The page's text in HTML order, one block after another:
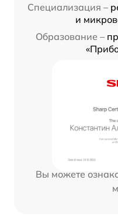
Специализация –
и
Образование –
Вы можете